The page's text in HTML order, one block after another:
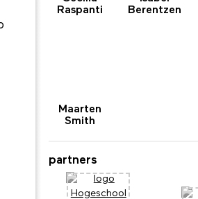
Cecilia
Isabel
Maarten
Smith
partners